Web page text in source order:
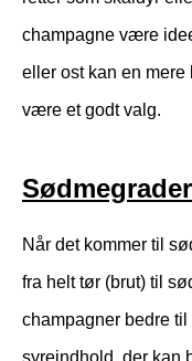
champagne være
eller ost kan en
være et godt valg.
Sødmegrader
Når det kommer til
fra helt tør (brut) til
champagner bedre
syreindhold, der kan